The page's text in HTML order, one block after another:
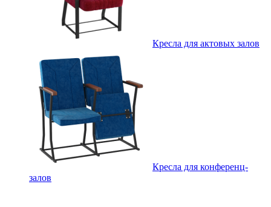
Кресла для актовых залов
Кресла для конференц-
залов